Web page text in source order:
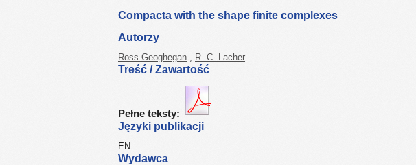
Compacta with the shape finite complexes
Autorzy
Ross Geoghegan , R. C. Lacher
Treść / Zawartość
Pełne teksty:
Języki publikacji
EN
Wydawca